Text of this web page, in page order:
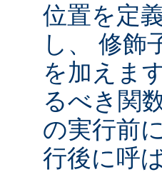
位置を定
し、 修飾
を加えま
るべき関
の実行前
行後に呼